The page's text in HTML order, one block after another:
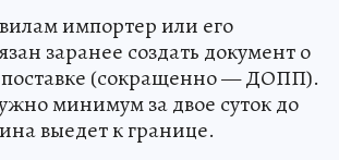
импортер или его
заранее создать документ о
(сокращенно — ДОПП).
минимум за двое суток до
выедет к границе.